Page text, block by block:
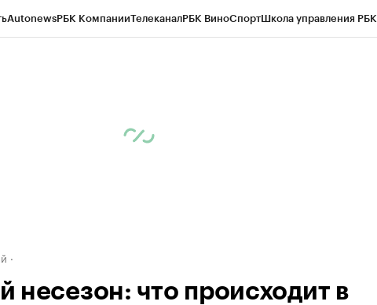
AutonewsРБК КомпанииТелеканалРБК ВиноСпортШкола управления РБК
несезон: что происходит в